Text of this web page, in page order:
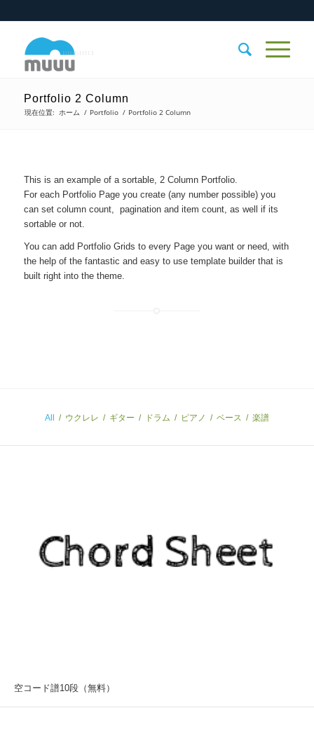
Portfolio 2 Column
現在位置: ホーム / Portfolio / Portfolio 2 Column
This is an example of a sortable, 2 Column Portfolio.
For each Portfolio Page you create (any number possible) you
can set column count, pagination and item count, as well if its
sortable or not.
You can add Portfolio Grids to every Page you want or need, with
the help of the fantastic and easy to use template builder that is
built right into the theme.
All / ウクレレ / ギター / ドラム / ピアノ / ベース / 楽譜
空コード譜10段（無料）